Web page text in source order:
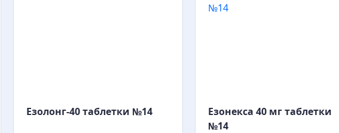
Езолонг-40 таблетки №14
Езонекса 40 мг таблетки
№14